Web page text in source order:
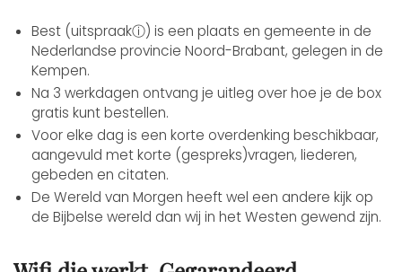
Best (uitspraakⓘ) is een plaats en gemeente in de
Nederlandse provincie Noord-Brabant, gelegen in de
Kempen.
Na 3 werkdagen ontvang je uitleg over hoe je de box
gratis kunt bestellen.
Voor elke dag is een korte overdenking beschikbaar,
aangevuld met korte (gespreks)vragen, liederen,
gebeden en citaten.
De Wereld van Morgen heeft wel een andere kijk op
de Bijbelse wereld dan wij in het Westen gewend zijn.